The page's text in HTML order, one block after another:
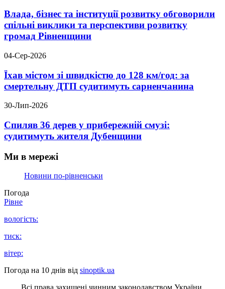
Влада, бізнес та інституції розвитку обговорили
спільні виклики та перспективи розвитку
громад Рівненщини
04-Сер-2026
Їхав містом зі швидкістю до 128 км/год: за
смертельну ДТП судитимуть сарненчанина
30-Лип-2026
Спиляв 36 дерев у прибережній смузі:
судитимуть жителя Дубенщини
Ми в мережі
Новини по-рівненськи
Погода
Рівне
вологість:
тиск:
вітер:
Погода на 10 днів від sinoptik.ua